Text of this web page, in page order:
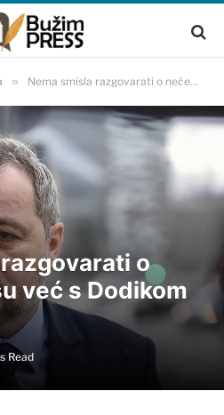
» Nema smisla razgovarati o nečemu što su već s Dodikom dogovorili
o
već s Dodikom
Read